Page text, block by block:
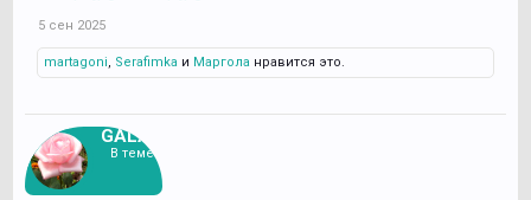
5 сен 2025
martagoni, Serafimka и Маргола нравится это.
GALAS
В теме